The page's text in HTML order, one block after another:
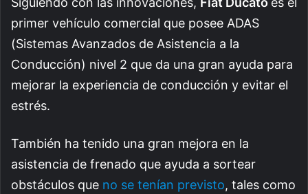
primer vehículo comercial que posee ADAS
(Sistemas Avanzados de Asistencia a la
Conducción) nivel 2 que da una gran ayuda para
mejorar la experiencia de conducción y evitar el
estrés.
También ha tenido una gran mejora en la
asistencia de frenado que ayuda a sortear
obstáculos que no se tenían previsto, tales como